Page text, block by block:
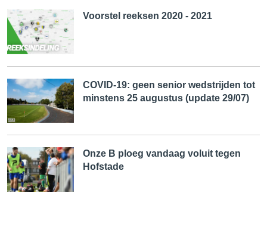
Voorstel reeksen 2020 - 2021
COVID-19: geen senior wedstrijden tot
minstens 25 augustus (update 29/07)
Onze B ploeg vandaag voluit tegen
Hofstade